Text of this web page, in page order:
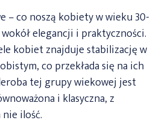
– co noszą kobiety w wieku 30-
elegancji i praktyczności.
kobiet znajduje stabilizację w
co przekłada się na ich
tej grupy wiekowej jest
i klasyczna, z
ilość.